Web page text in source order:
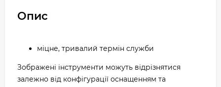
Опис
міцне, тривалий термін служби
Зображені інструменти можуть відрізнятися
залежно від конфігурації оснащенням та